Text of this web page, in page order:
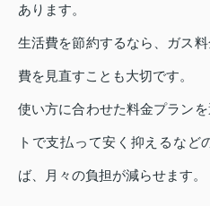
あります。
生活費を節約するなら、ガス
費を見直すことも大切です。
使い方に合わせた料金プラン
トで支払って安く抑えるなど
ば、月々の負担が減らせます。